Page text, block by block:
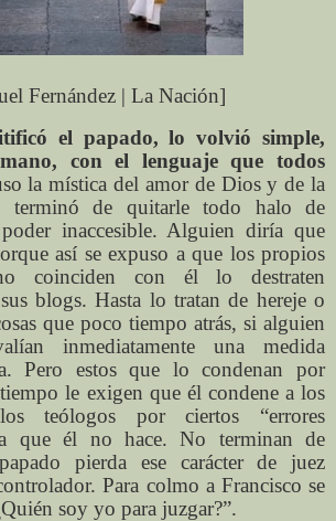
Fernández | La Nación]
el papado, lo volvió simple,
con el lenguaje que todos
la mística del amor de Dios y de la
terminó de quitarle todo halo de
inaccesible. Alguien diría que
así se expuso a que los propios
coinciden con él lo destraten
blogs. Hasta lo tratan de hereje o
que poco tiempo atrás, si alguien
inmediatamente una medida
Pero estos que lo condenan por
le exigen que él condene a los
teólogos por ciertos “errores
que él no hace. No terminan de
pierda ese carácter de juez
Para colmo a Francisco se
soy yo para juzgar?”.